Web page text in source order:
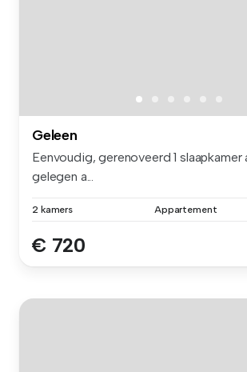
Geleen
Eenvoudig, gerenoveerd 1
gelegen a...
2 kamers Appartement
€ 720